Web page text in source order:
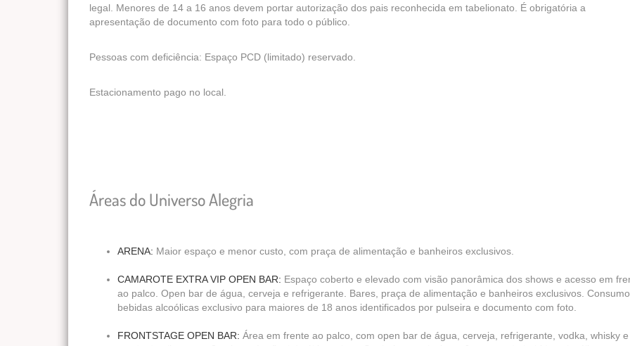
legal. Menores de 14 a 16 anos devem portar autorização dos pais reconhecida em tabelionato. É obrigatória a
apresentação de documento com foto para todo o público.
Pessoas com deficiência: Espaço PCD (limitado) reservado.
Estacionamento pago no local.
Áreas do Universo Alegria
ARENA: Maior espaço e menor custo, com praça de alimentação e banheiros exclusivos.
CAMAROTE EXTRA VIP OPEN BAR: Espaço coberto e elevado com visão panorâmica dos shows e acesso em
ao palco. Open bar de água, cerveja e refrigerante. Bares, praça de alimentação e banheiros exclusivos.
bebidas alcoólicas exclusivo para maiores de 18 anos identificados por pulseira e documento com foto.
FRONTSTAGE OPEN BAR: Área em frente ao palco, com open bar de água, cerveja, refrigerante, vodka, whisky e